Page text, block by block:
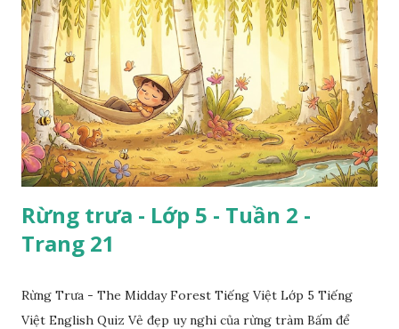
Rừng trưa - Lớp 5 - Tuần 2 -
Trang 21
Rừng Trưa - The Midday Forest Tiếng Việt Lớp 5 Tiếng
Việt English Quiz Vẻ đẹp uy nghi của rừng tràm Bấm để